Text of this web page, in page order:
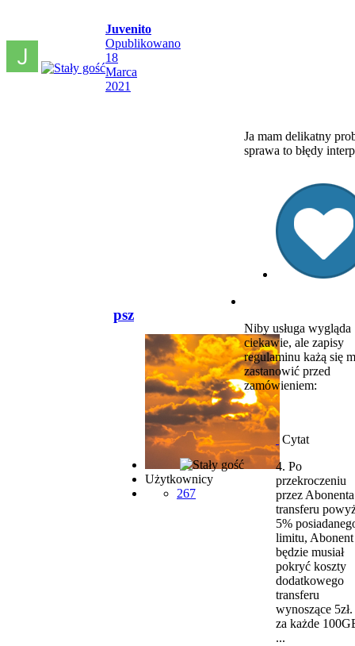
Juvenito
Opublikowano
18
Marca
2021
Ja mam delikatny
sprawa to błędy
psz
Użytkownicy
267
Niby usługa wygląda
ciekawie, ale zapisy
regulaminu każą się
zastanowić przed
zamówieniem:
Cytat
4. Po
przekroczeniu
przez Abonenta
transferu
5%
limitu, Abonent
będzie musiał
pokryć koszty
dodatkowego
transferu
wynoszące 5zł.
za każde
...